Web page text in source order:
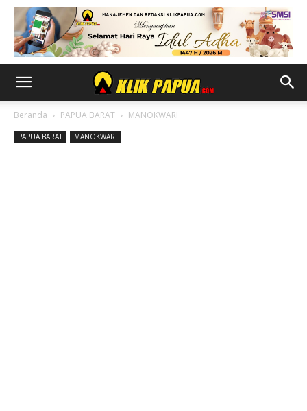
Beranda PAPUA BARAT MANOKWARI
PAPUA BARAT MANOKWARI